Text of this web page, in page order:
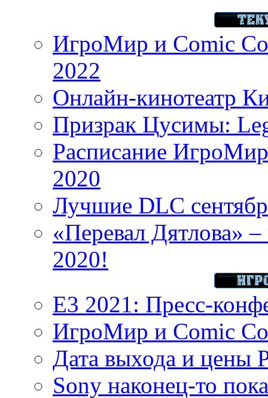
ИгроМир и Comic
2022
Онлайн-кинотеатр
Призрак Цусимы:
Расписание
2020
Лучшие DLC
«Перевал Дятлова»
2020!
E3 2021: Пресс-
ИгроМир и Comic
Дата выхода и цены
Sony наконец-то